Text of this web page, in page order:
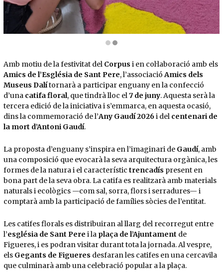
Amb motiu de la festivitat del Corpus i en col·laboració amb els
Amics de l’Església de Sant Pere, l’associacióAmics dels
Museus Dalítornarà a participar enguany en la confecció
d’una catifa floral, que tindrà lloc el7 de juny. Aquesta serà la
tercera edició de la iniciativa i s’emmarca, en aquesta ocasió,
dins la commemoració de l’Any Gaudí 2026i del centenari de
la mort d’Antoni Gaudí.
La proposta d’enguany s’inspira en l’imaginari de Gaudí, amb
una composició que evocarà la seva arquitectura orgànica, les
formes de la natura i el característictrencadís present en
bona part de la seva obra. La catifa es realitzarà amb materials
naturals i ecològics —com sal, sorra, flors i serradures— i
comptarà amb la participació de famílies sòcies de l’entitat.
Les catifes florals es distribuiran al llarg del recorregut entre
l’església de Sant Pere i la plaça de l’Ajuntament de
Figueres, i es podran visitar durant tota la jornada. Al vespre,
els Gegants de Figueres desfaran les catifes en una cercavila
que culminarà amb una celebració popular a la plaça.